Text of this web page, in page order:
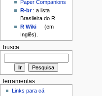
Paper Companions
R-br: a lista
Brasileira do R
R Wiki
(em
Inglês).
busca
ferramentas
Links para cá